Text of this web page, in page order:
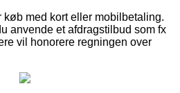
køb med kort eller mobilbetaling.
anvende et afdragstilbud som fx
vil honorere regningen over